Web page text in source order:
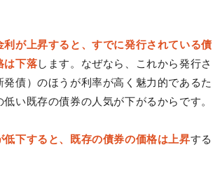
利が上昇すると、すでに発行されている債
は下落します。なぜなら、これから発行さ
発債）のほうが利率が高く魅力的であるた
い既存の債券の人気が下がるからです。
低下すると、既存の債券の価格は上昇する